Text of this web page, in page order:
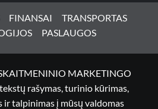
FINANSAI
TRANSPORTAS
PASLAUGOS
MARKETINGO
rašymas, turinio kūrimas,
ir talpinimas į mūsų valdomas